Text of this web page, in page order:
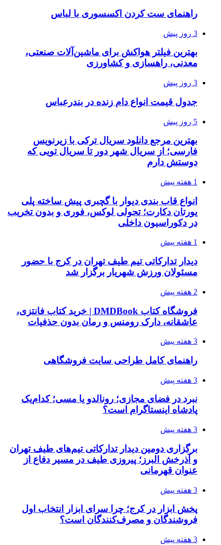
راهنمای ست کردن اکسسوری با لباس
3 روز پیش
بهترین فیلتر هواکش برای ماشین‌آلات صنعتی،
معدنی، راهسازی و کشاورزی
3 روز پیش
جدول قیمت انواع دام زنده در بندرعباس
5 روز پیش
بهترین مرجع دانلود سریال ترکی با زیرنویس
فارسی؛ از سریال شهر دور تا سریال تویی که
دوستش دارم
1 هفته پیش
انواع قاب بندی دیوار با گچبری پیش ساخته پلی
یورتان دکارت؛ تحولی لوکس، فوری و بدون تخریب
در دکوراسیون داخلی
1 هفته پیش
دیدار تدارکاتی تیم طیف تهران در کرج با حضور
مسئولان ورزش شهریار برگزار شد
2 هفته پیش
فروشگاه کتاب DMDBook | خرید کتاب فانتزی،
عاشقانه، دارک رومنس و رمان بدون حذفیات
3 هفته پیش
راهنمای کامل طراحی سایت فروشگاهی
3 هفته پیش
نبرد در فضای مجازی؛ رونالدو یا مسی؛ کدام‌یک
پادشاه اینستاگرام است؟
3 هفته پیش
برگزاری دومین دیدار تدارکاتی تیم‌های طیف تهران
و آذرخش البرز؛ پیروزی طیف در مسیر دفاع از
عنوان قهرمانی
3 هفته پیش
پخش ابزار در کرج؛ چرا سرای ابزار انتخاب اول
فروشندگان و مصرف‌کنندگان است؟
3 هفته پیش